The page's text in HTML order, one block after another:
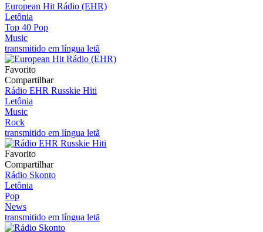
European Hit Rádio (EHR)
Letônia
Top 40 Pop
Music
transmitido em língua letã
Favorito
Compartilhar
Rádio EHR Russkie Hiti
Letônia
Music
Rock
transmitido em língua letã
Favorito
Compartilhar
Rádio Skonto
Letônia
Pop
News
transmitido em língua letã